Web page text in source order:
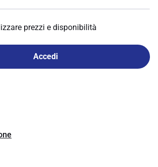
prezzi e disponibilità
Accedi